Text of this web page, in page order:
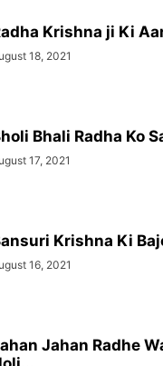
Krishna ji Ki
18, 2021
Bhali Radha Ko
17, 2021
Krishna Ki
16, 2021
Jahan Radhe